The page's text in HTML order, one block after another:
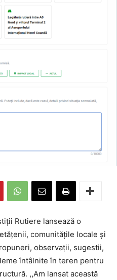
Rutiere lansează o
comunitățile locale și
observații, sugestii,
întâlnite în teren pentru
,,Am lansat această